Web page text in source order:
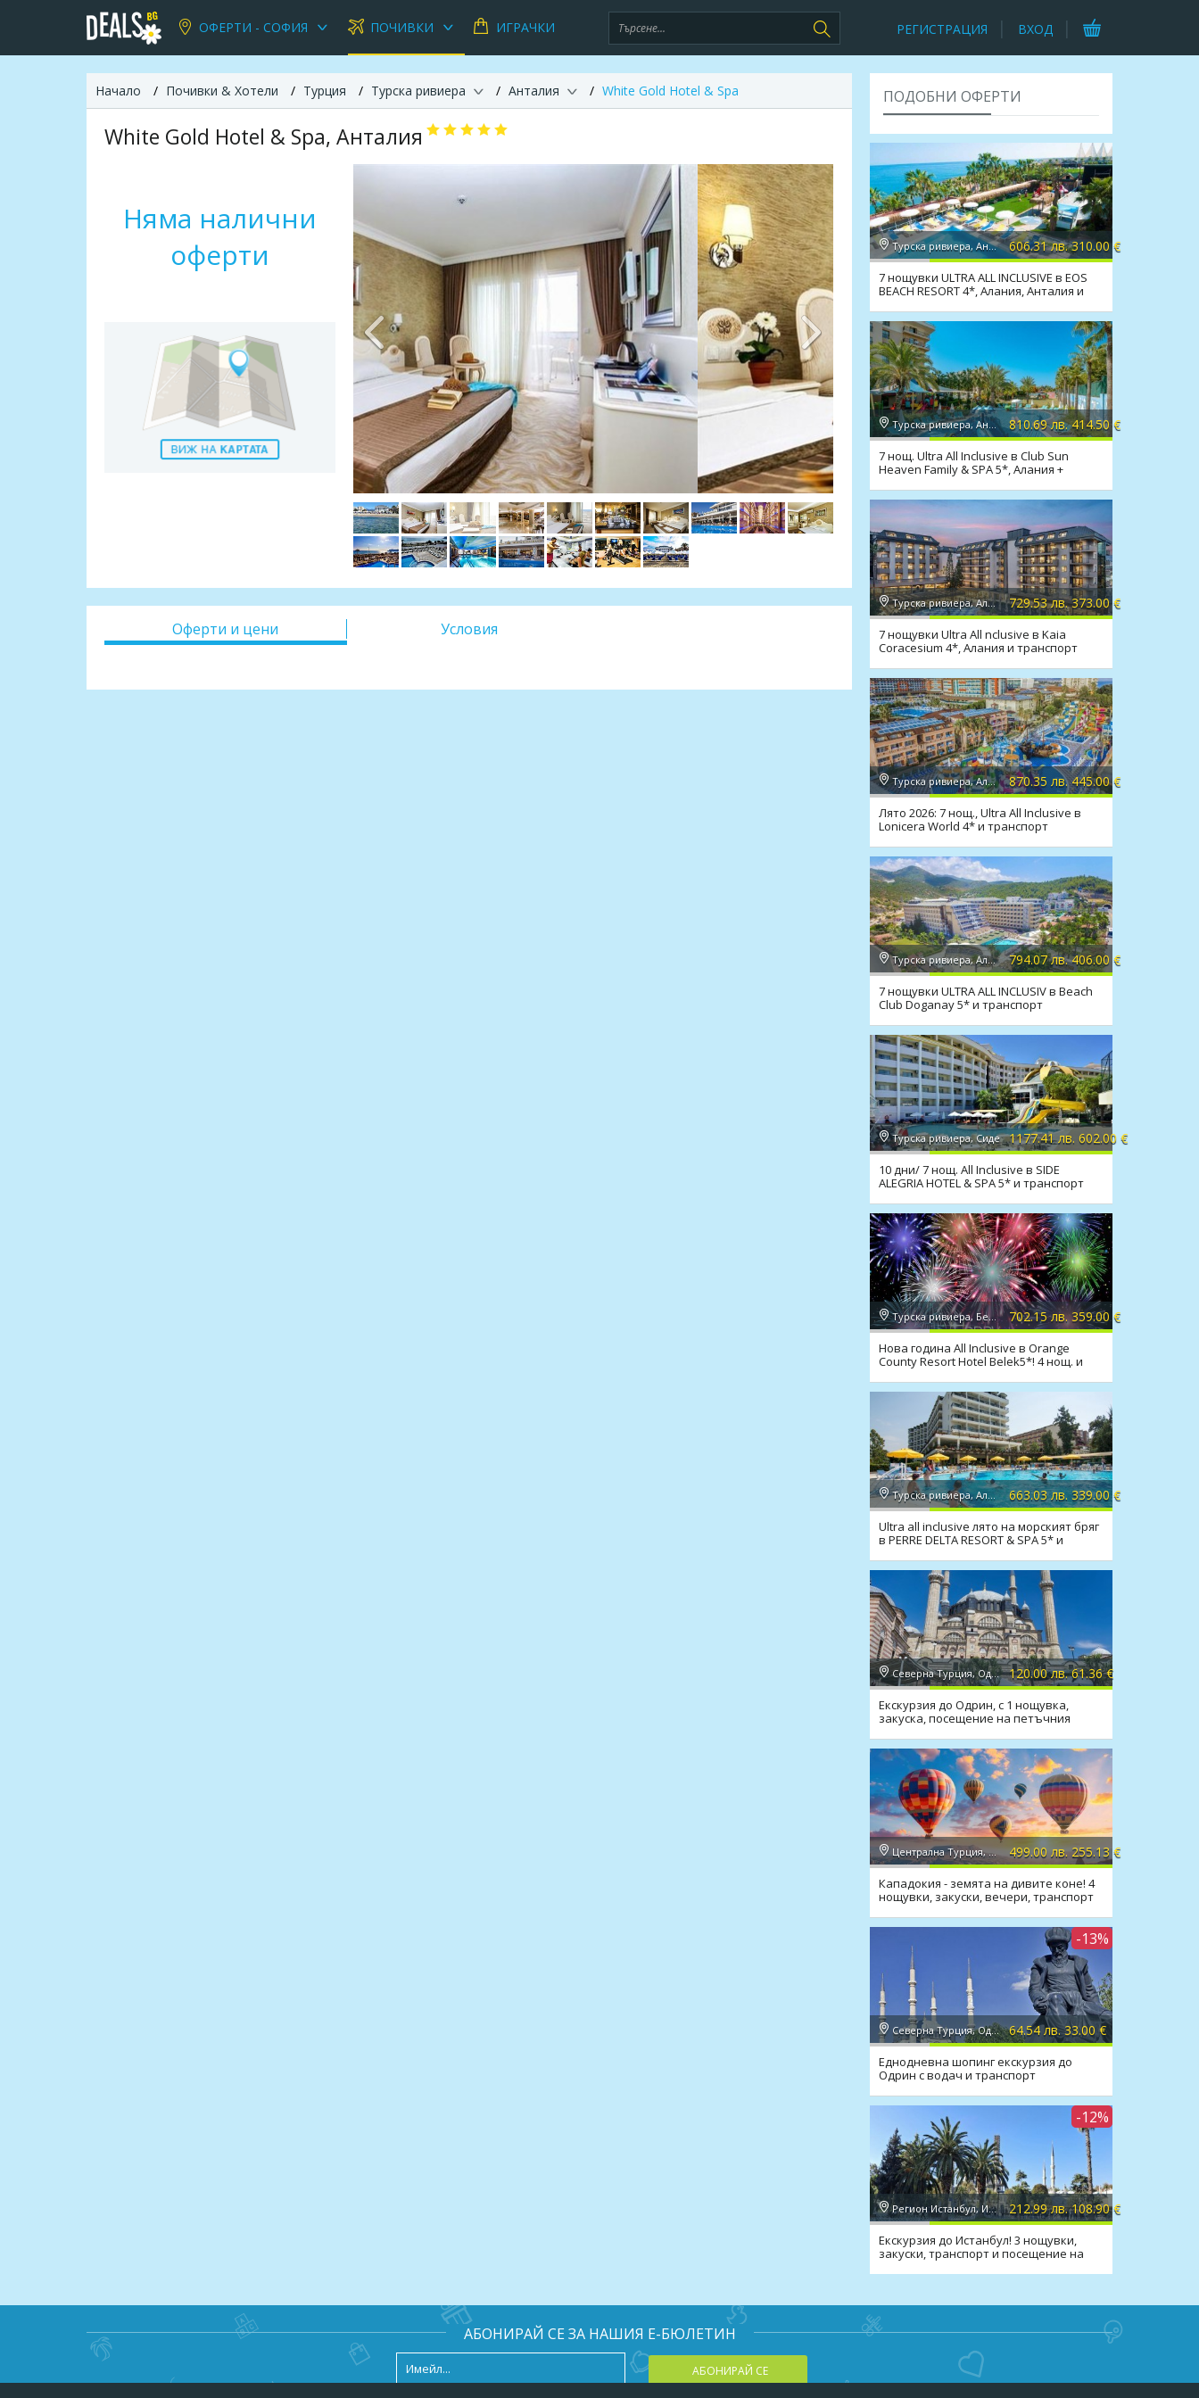
ОФЕРТИ - СОФИЯ ПОЧИВКИ ИГРАЧКИ РЕГИСТРАЦИЯ ВХОД
Начало Почивки & Хотели Турция Турска ривиера Анталия White Gold Hotel & Spa
White Gold Hotel & Spa, Анталия
Няма налични
оферти
Оферти и цени Условия
ПОДОБНИ ОФЕРТИ
Турска ривиера, Анталия 606.31 лв. 310.00 €
7 нощувки ULTRA ALL INCLUSIVE в EOS
BEACH RESORT 4*, Алания, Анталия и
Турска ривиера, Анталия 810.69 лв. 414.50 €
7 нощ. Ultra All Inclusive в Club Sun
Heaven Family & SPA 5*, Алания +
Турска ривиера, Алания 729.53 лв. 373.00 €
7 нощувки Ultra All nclusive в Kaia
Coracesium 4*, Алания и транспорт
Турска ривиера, Алания 870.35 лв. 445.00 €
Лято 2026: 7 нощ., Ultra All Inclusive в
Lonicera World 4* и транспорт
Турска ривиера, Алания 794.07 лв. 406.00 €
7 нощувки ULTRA ALL INCLUSIV в Beach
Club Doganay 5* и транспорт
Турска ривиера, Сиде 1177.41 лв. 602.00 €
10 дни/ 7 нощ. All Inclusive в SIDE
ALEGRIA HOTEL & SPA 5* и транспорт
Турска ривиера, Белек 702.15 лв. 359.00 €
Нова година All Inclusive в Orange
County Resort Hotel Belek5*! 4 нощ. и
Турска ривиера, Алания 663.03 лв. 339.00 €
Ultra all inclusive лято на морският бряг
в PERRE DELTA RESORT & SPA 5* и
Северна Турция, Одрин 120.00 лв. 61.36 €
Екскурзия до Одрин, с 1 нощувка,
закуска, посещение на петъчния
Централна Турция, Кападокия 499.00 лв. 255.13 €
Кападокия - земята на дивите коне! 4
нощувки, закуски, вечери, транспорт
-13%
Северна Турция, Одрин 64.54 лв. 33.00 €
Еднодневна шопинг екскурзия до
Одрин с водач и транспорт
-12%
Регион Истанбул, Истанбул 212.99 лв. 108.90 €
Екскурзия до Истанбул! 3 нощувки,
закуски, транспорт и посещение на
АБОНИРАЙ СЕ ЗА НАШИЯ Е-БЮЛЕТИН
АБОНИРАЙ СЕ